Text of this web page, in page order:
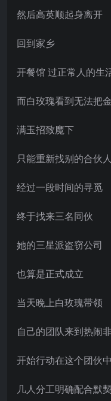
然后高英顺起身离开
回到家乡
开餐馆 过正常人的生
而白玫瑰看到无法把金
满玉招致魔下
只能重新找别的合伙人
经过一段时间的寻觅
终于找来三名同伙
她的三星派盗窃公司
也算是正式成立
当天晚上白玫瑰带领
自己的团队来到热闹
开始行动在这个团伙中
几人分工明确配合默契